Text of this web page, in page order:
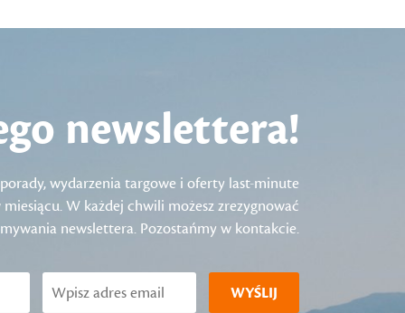
newslettera!
wydarzenia targowe i oferty last-minute
W każdej chwili możesz zrezygnować
newslettera. Pozostańmy w kontakcie.